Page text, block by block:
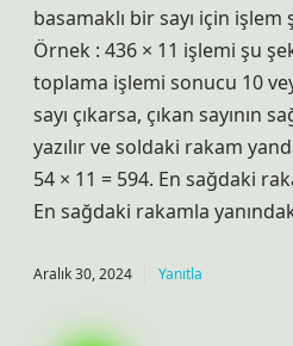
basamaklı bir sayı için işlem
Örnek : 436 × 11 işlemi şu
toplama işlemi sonucu 10
sayı çıkarsa, çıkan sayının
yazılır ve soldaki rakam
54 × 11 = 594. En sağdaki
En sağdaki rakamla
Aralık 30, 2024 Yanıtla